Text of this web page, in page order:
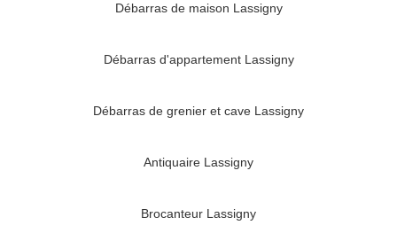
Débarras de maison Lassigny
Débarras d'appartement Lassigny
Débarras de grenier et cave Lassigny
Antiquaire Lassigny
Brocanteur Lassigny